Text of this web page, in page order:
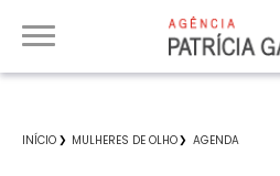
INÍCIO MULHERES DE OLHO AGENDA